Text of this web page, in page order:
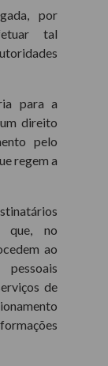
por
tal
para a
direito
pelo
regem a
que, no
ao
de